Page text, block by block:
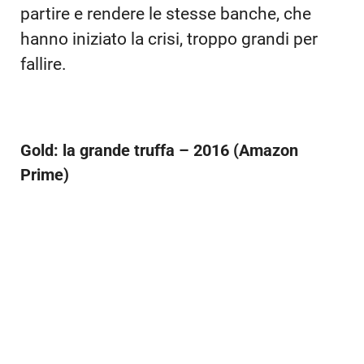
partire e rendere le stesse banche, che
hanno iniziato la crisi, troppo grandi per
fallire.
Gold: la grande truffa – 2016 (Amazon
Prime)